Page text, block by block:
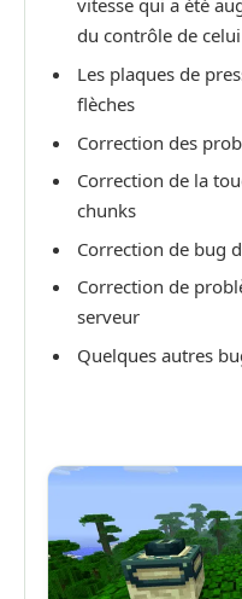
vitesse qui a été
du contrôle de
Les plaques de
flèches
Correction des
Correction de la
chunks
Correction de bug
Correction de
serveur
Quelques autres